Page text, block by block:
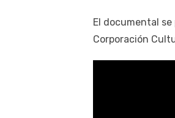
El documental
Corporación